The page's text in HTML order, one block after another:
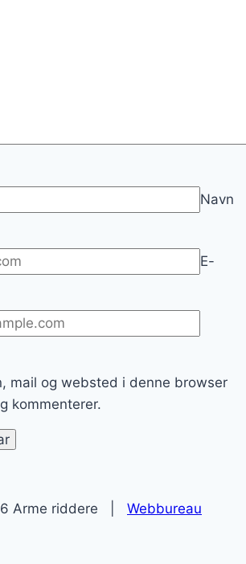
Navn
E-
mail og websted i denne browser
kommenterer.
Arme riddere | Webbureau